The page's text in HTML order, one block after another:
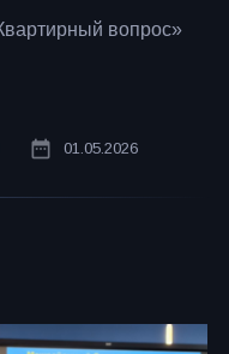
вопрос»
01.05.2026